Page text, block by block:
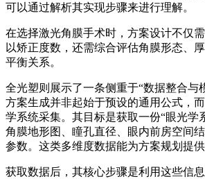
可以通过解析其实现步骤来进行理解。
在选择激光角膜手术时，方案设计不仅
以矫正度数，还需综合评估角膜形态、
平衡关系。
全光塑则展示了一条侧重于“数据整合与
方案生成并非起始于预设的通用公式，
学系统采集。其目标是获取一份“眼光学
角膜地形图、瞳孔直径、眼内前房空间
参数。这类多维度数据能为方案规划提
获取数据后，其核心步骤是利用这些信